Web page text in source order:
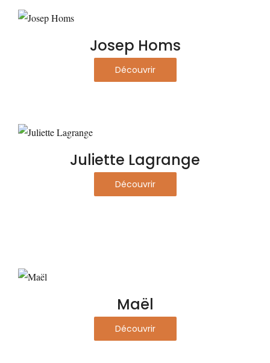
Josep Homs
Découvrir
Juliette Lagrange
Découvrir
Maël
Découvrir